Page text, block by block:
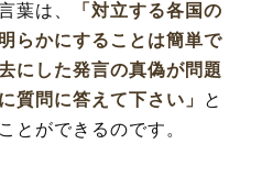
葉は、
「対立する各国の
らかにすることは簡単で
にした発言の真偽が問題
質問に答えて下さい」 と
とができるのです。